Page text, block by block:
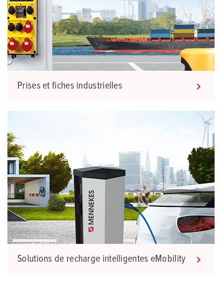
Prises et fiches industrielles
Solutions de recharge intelligentes eMobility